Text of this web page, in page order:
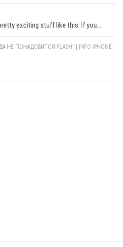
exciting stuff like this. If you...
НЕ ПОНАДОБИТСЯ FLASH” | INFO-IPHONE